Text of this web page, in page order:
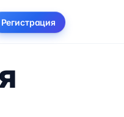
Регистрация